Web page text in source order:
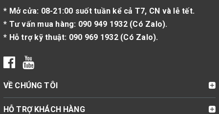
* Mở cửa: 08-21:00 suốt tuần kể cả T7, CN và lễ tết.
* Tư vấn mua hàng: 090 949 1932(Có Zalo).
* Hỗ trợ kỹ thuật: 090 969 1932(Có Zalo).
VỀ CHÚNG TÔI
HỖ TRỢ KHÁCH HÀNG